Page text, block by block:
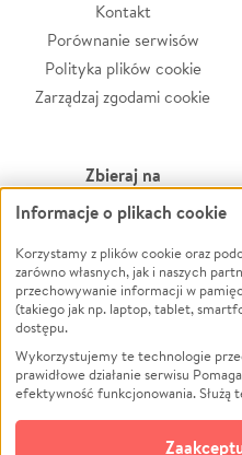
Kontakt
Porównanie serwisów
Polityka plików cookie
Zarządzaj zgodami cookie
Zbieraj na
Leczenie
Zwierzęta
Pożar
Ukraina
Pomoc Finansowa
Projekty
Pogrzeb
Informacje o plikach cookie
Korzystamy z plików cookie oraz
zarówno własnych, jak i naszych
przechowywanie informacji w
(takiego jak np. laptop, tablet,
dostępu.
Wykorzystujemy te technologie
prawidłowe działanie serwisu
efektywność funkcjonowania. Służą